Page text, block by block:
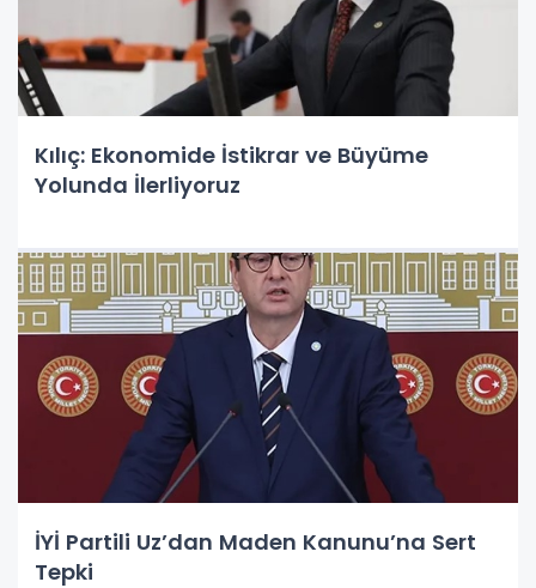
Kılıç: Ekonomide İstikrar ve Büyüme
Yolunda İlerliyoruz
İYİ Partili Uz’dan Maden Kanunu’na Sert
Tepki